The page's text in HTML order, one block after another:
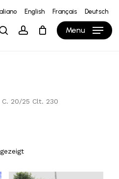
English Français Deutsch
searchaccount Menu
Close
Cart
C. 20/25 Clt. 230
Close
Filters